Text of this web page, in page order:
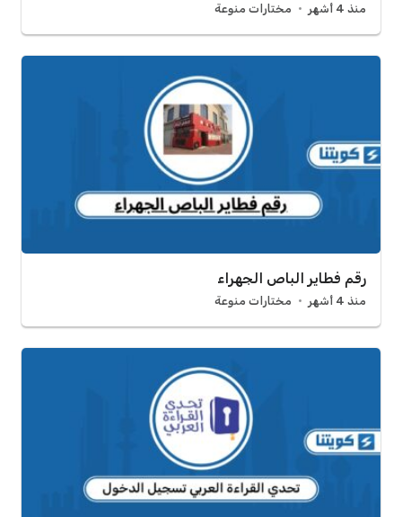
منذ 4 أشهر مختارات منوعة
رقم فطاير الباص الجهراء
منذ 4 أشهر مختارات منوعة